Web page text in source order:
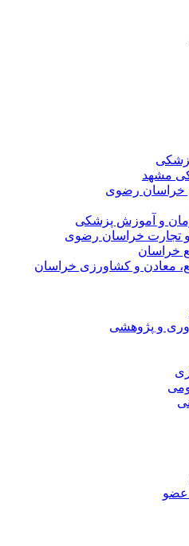
مشهد
خراسان رضوی
و آموزش پزشکی
تجارت خراسان رضوی
خراسان
معادن و کشاورزی خراسان
و پژوهشی